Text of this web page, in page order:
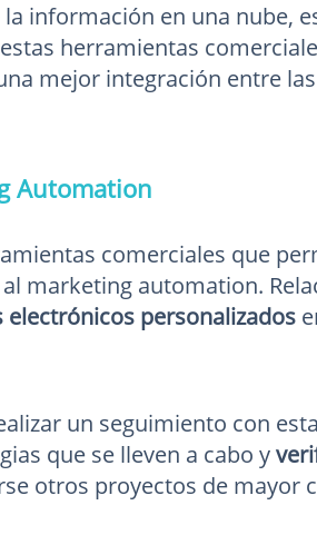
información en una nube,
herramientas
mejor integración entre
Automation
comerciales que
marketing automation.
electrónicos personalizados
un seguimiento con
que se lleven a cabo y
otros proyectos de mayor